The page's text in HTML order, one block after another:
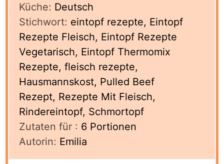
Küche: Deutsch
Stichwort: eintopf rezepte, Eintopf
Rezepte Fleisch, Eintopf Rezepte
Vegetarisch, Eintopf Thermomix
Rezepte, fleisch rezepte,
Hausmannskost, Pulled Beef
Rezept, Rezepte Mit Fleisch,
Rindereintopf, Schmortopf
Zutaten für : 6 Portionen
Autorin: Emilia